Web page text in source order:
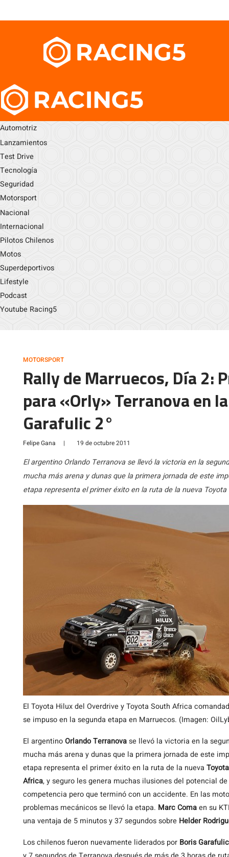
Automotriz
Lanzamientos
Test Drive
Tecnología
Seguridad
Motorsport
Nacional
Internacional
Pilotos Chilenos
Motos
Superdeportivos
Lifestyle
Podcast
Youtube Racing5
MOTORSPORT
Rally de Marruecos, Día 2:
para «Orly» Terranova en
Garafulic 2°
Felipe Gana | 19 de octubre 2011
El argentino Orlando Terranova se llevó la victoria en la
mucha más arena y dunas que la primera jornada de este
etapa representa el primer éxito en la ruta de la nueva
El Toyota Hilux del Overdrive y Toyota South Africa
se impuso en la segunda etapa en Marruecos. (Imagen:
El argentinoOrlando Terranovase llevó la victoria en la
mucha más arena y dunas que la primera jornada de este
etapa representa el primer éxito en la ruta de la nueva
Africa, y seguro les genera muchas ilusiones del potencial
competencia pero que terminó con un accidente. En las
problemas mecánicos se llevó la etapa. Marc Comaen su
una ventaja de 5 minutos y 37 segundos sobre Helder
Los chilenos fueron nuevamente liderados por Boris Garafulic